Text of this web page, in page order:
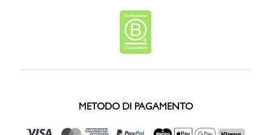
METODO DI PAGAMENTO